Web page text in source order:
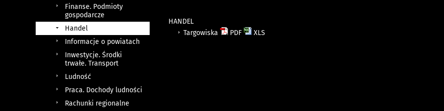
HANDEL
Targowiska
PDF XLS
Finanse. Podmioty
gospodarcze
Handel
Informacje o powiatach
Inwestycje. Środki
trwałe. Transport
Ludność
Praca. Dochody ludności
Rachunki regionalne